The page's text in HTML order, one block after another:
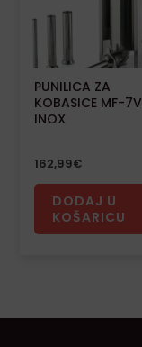
PUNILICA ZA
KOBASICE MF-7V
INOX
162,99€
DODAJ U
KOŠARICU